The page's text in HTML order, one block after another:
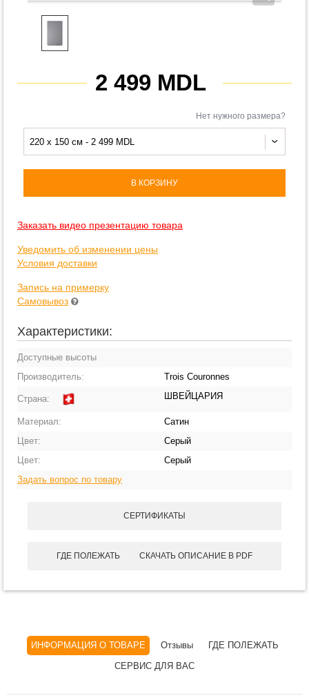
2 499 MDL
Нет нужного размера?
220 x 150 см - 2 499 MDL
В КОРЗИНУ
Заказать видео презентацию товара
Уведомить об изменении цены
Условия доставки
Запись на примерку
Самовывоз
Характеристики:
Доступные высоты
Производитель:
Trois Couronnes
Страна: ШВЕЙЦАРИЯ
Материал:
Сатин
Цвет:
Серый
Цвет:
Серый
Задать вопрос по товару
СЕРТИФИКАТЫ
ГДЕ ПОЛЕЖАТЬ СКАЧАТЬ ОПИСАНИЕ В PDF
ИНФОРМАЦИЯ О ТОВАРЕ Отзывы
ГДЕ ПОЛЕЖАТЬ
СЕРВИС ДЛЯ ВАС